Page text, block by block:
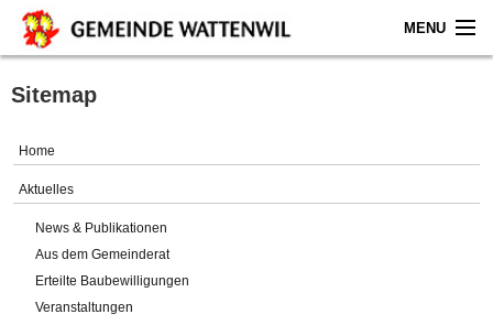
MENU
Home
Gemeinde
Verwaltung
Sitemap
Home
Aktuelles
News & Publikationen
Aus dem Gemeinderat
Erteilte Baubewilligungen
Veranstaltungen